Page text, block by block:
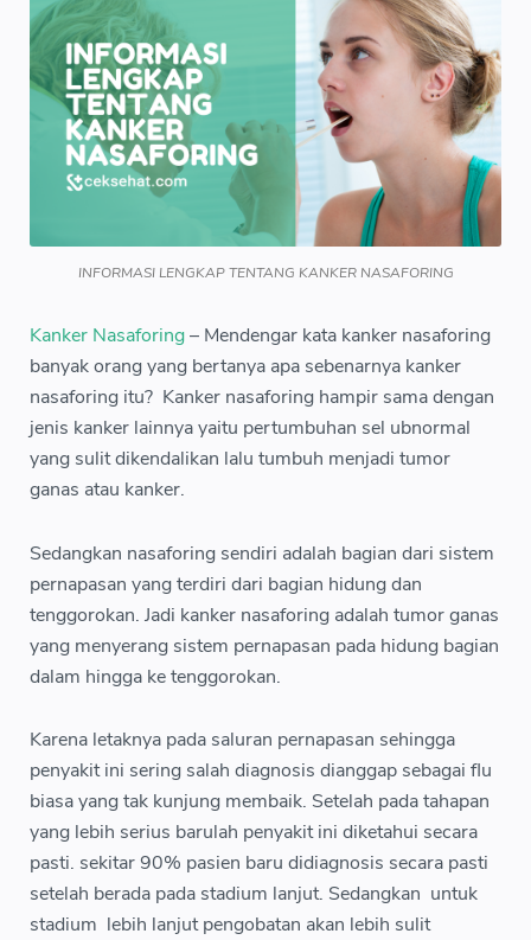
INFORMASI LENGKAP TENTANG KANKER NASAFORING
Kanker Nasaforing– Mendengar kata kanker nasaforing
banyak orang yang bertanya apa sebenarnya kanker
nasaforing itu? Kanker nasaforing hampir sama dengan
jenis kanker lainnya yaitu pertumbuhan sel ubnormal
yang sulit dikendalikan lalu tumbuh menjadi tumor
ganas atau kanker.
Sedangkan nasaforing sendiri adalah bagian dari sistem
pernapasan yang terdiri dari bagian hidung dan
tenggorokan. Jadi kanker nasaforing adalah tumor ganas
yang menyerang sistem pernapasan pada hidung bagian
dalam hingga ke tenggorokan.
Karena letaknya pada saluran pernapasan sehingga
penyakit ini sering salah diagnosis dianggap sebagai flu
biasa yang tak kunjung membaik. Setelah pada tahapan
yang lebih serius barulah penyakit ini diketahui secara
pasti. sekitar 90% pasien baru didiagnosis secara pasti
setelah berada pada stadium lanjut. Sedangkan untuk
stadium lebih lanjut pengobatan akan lebih sulit